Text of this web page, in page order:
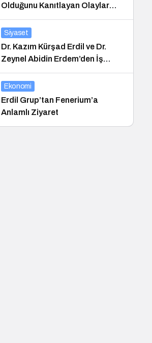
Olduğunu Kanıtlayan Olaylar
Nedir?
Siyaset
Dr. Kazım Kürşad Erdil ve Dr.
Zeynel Abidin Erdem’den İş
Dünyası Buluşması
Ekonomi
Erdil Grup’tan Fenerium’a
Anlamlı Ziyaret